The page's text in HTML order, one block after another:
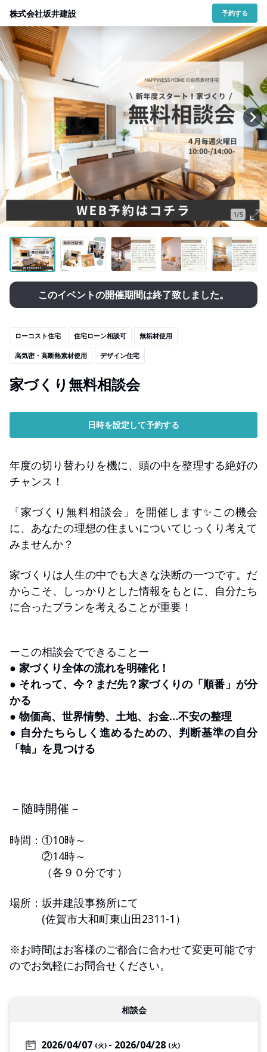
株式会社坂井建設 予約する
1/5
このイベントの開催期間は終了致しました。
ローコスト住宅 住宅ローン相談可 無垢材使用
高気密・高断熱素材使用 デザイン住宅
家づくり無料相談会
日時を設定して予約する
年度の切り替わりを機に、頭の中を整理する絶好の
チャンス！
「家づくり無料相談会」を開催します✨この機会
に、あなたの理想の住まいについてじっくり考えて
みませんか？
家づくりは人生の中でも大きな決断の一つです。だ
からこそ、しっかりとした情報をもとに、自分たち
に合ったプランを考えることが重要！
ーこの相談会でできることー
● 家づくり全体の流れを明確化！
● それって、今？まだ先？家づくりの「順番」が分
かる
● 物価高、世界情勢、土地、お金…不安の整理
● 自分たちらしく進めるための、判断基準の自分
「軸」を見つける
－随時開催－
時間：①10時～
②14時～
（各９０分です）
場所：坂井建設事務所にて
(佐賀市大和町東山田2311-1）
※お時間はお客様のご都合に合わせて変更可能です
のでお気軽にお問合せください。
相談会
2026/04/07 (火) 2026/04/28 (火)